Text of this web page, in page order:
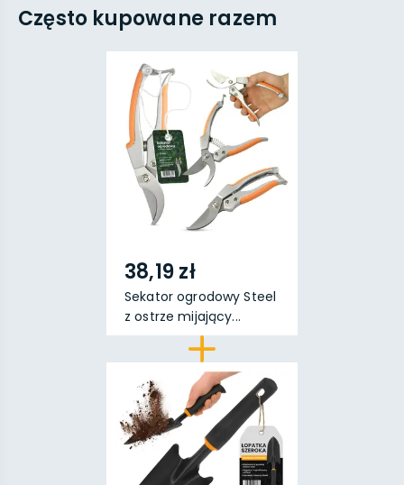
Często kupowane razem
38,19 zł
Sekator ogrodowy Steel
z ostrze mijający...